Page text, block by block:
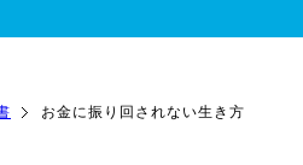
お金に振り回されない生き方